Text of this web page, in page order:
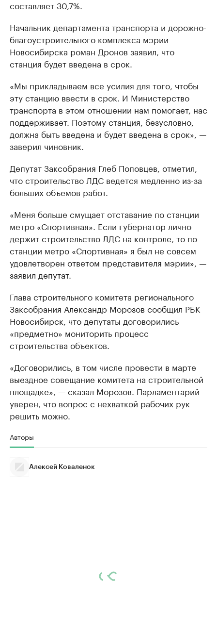
составляет 30,7%.
Начальник департамента транспорта и дорожно-
благоустроительного комплекса мэрии
Новосибирска роман Дронов заявил, что
станция будет введена в срок.
«Мы прикладываем все усилия для того, чтобы
эту станцию ввести в срок. И Министерство
транспорта в этом отношении нам помогает, нас
поддерживает. Поэтому станция, безусловно,
должна быть введена и будет введена в срок», —
заверил чиновник.
Депутат Заксобрания Глеб Поповцев, отметил,
что строительство ЛДС ведется медленно из-за
больших объемов работ.
«Меня больше смущает отставание по станции
метро «Спортивная». Если губернатор лично
держит строительство ЛДС на контроле, то по
станции метро «Спортивная» я был не совсем
удовлетворен ответом представителя мэрии», —
заявил депутат.
Глава строительного комитета регионального
Заксобрания Александр Морозов сообщил РБК
Новосибирск, что депутаты договорились
«предметно» мониторить процесс
строительства объектов.
«Договорились, в том числе провести в марте
выездное совещание комитета на строительной
площадке», — сказал Морозов. Парламентарий
уверен, что вопрос с нехваткой рабочих рук
решить можно.
Авторы
Алексей Коваленок